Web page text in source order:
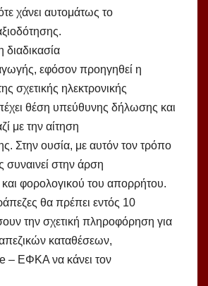
χάνει αυτομάτως το
εφόσον προηγηθεί η
σχετικής ηλεκτρονικής
θέση υπεύθυνης δήλωσης και
με την αίτηση
Στην ουσία, με αυτόν τον τρόπο
συναινεί στην άρση
και φορολογικού του απορρήτου.
θα πρέπει εντός 10
την σχετική πληροφόρηση για
καταθέσεων,
– ΕΦΚΑ να κάνει τον